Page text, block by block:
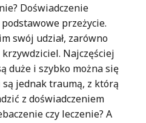
Doświadczenie
przeżycie.
swój udział, zarówno
Najczęściej
duże i szybko można się
jednak traumą, z którą
z doświadczeniem
czy leczenie? A